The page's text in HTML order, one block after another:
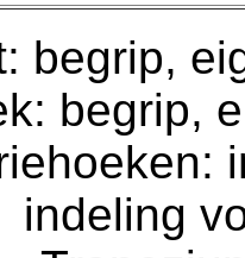
begrip,
begrip,
indeling